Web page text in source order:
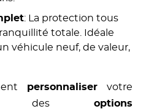
: La protection tous
totale. Idéale
véhicule neuf, de valeur,
personnaliservotre
des options